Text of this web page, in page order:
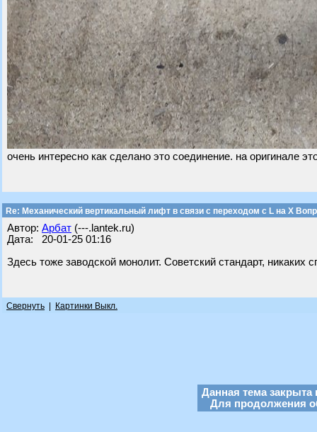
очень интересно как сделано это соединение. на оригинале
Re: Механический вертикальный лифт в связи с переходом с L на Х
Автор: Арбат (---.lantek.ru)
Дата: 20-01-25 01:16
Здесь тоже заводской монолит. Советский стандарт,
Свернуть Картинки Выкл.
Данная тема закрыта
Для продолжения